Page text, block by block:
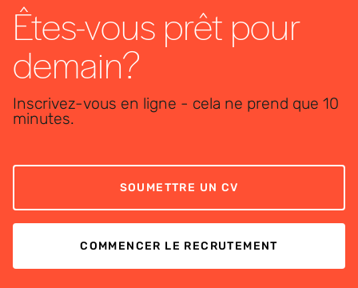
Êtes-vous prêt pour
demain?
Inscrivez-vous en ligne - cela ne prend que 10
minutes.
SOUMETTRE UN CV
COMMENCER LE RECRUTEMENT